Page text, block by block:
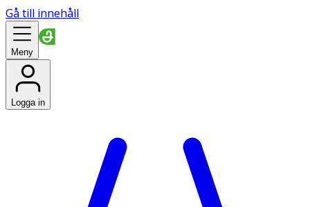
Gå till innehåll
Meny
Logga in